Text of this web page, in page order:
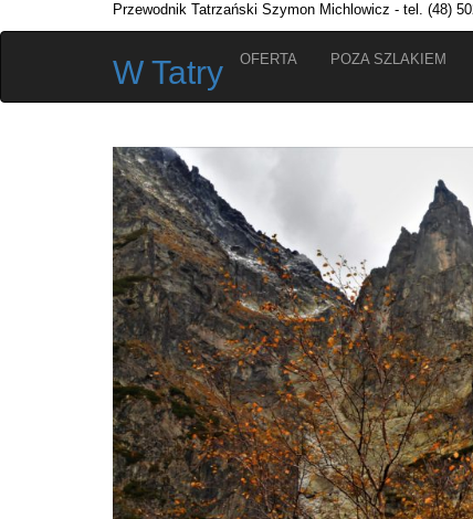
Przewodnik Tatrzański Szymon Michlowicz - tel. (48)
W Tatry OFERTA POZA SZLAKIEM